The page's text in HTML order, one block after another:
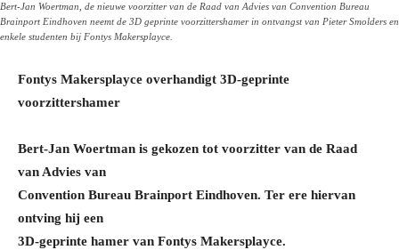
Bert-Jan Woertman, de nieuwe voorzitter van de Raad van Advies van Convention Bureau
Brainport Eindhoven neemt de 3D geprinte voorzittershamer in ontvangst van Pieter Smolders en
enkele studenten bij Fontys Makersplayce.
Fontys Makersplayce overhandigt 3D-geprinte
voorzittershamer
Bert-Jan Woertman is gekozen tot voorzitter van de Raad
van Advies van
Convention Bureau Brainport Eindhoven. Ter ere hiervan
ontving hij een
3D-geprinte hamer van Fontys Makersplayce.